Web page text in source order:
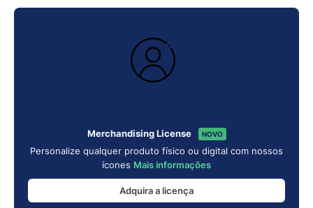
Merchandising License NOVO
Personalize qualquer produto físico ou digital com nossos
ícones Mais informações
Adquira a licença